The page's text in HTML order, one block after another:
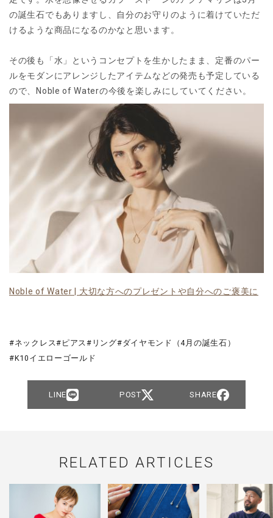
の誕生石でもありますし、自分のお守りのように着けていただ
けるような商品になるのかなと思います。
その後も「水」というコンセプトを生かしたまま、定番のパー
ルをモダンにアレンジしたアイテムなどの発売も予定している
ので、Noble of Waterの今後を楽しみにしていてください。
Noble of Water | 大切な方へのプレゼントや自分へのご褒美に
ネックレス ピアス リング
ダイヤモンド（4月の誕生石）
K10イエローゴールド
LINE POST SHARE
RELATED ARTICLES